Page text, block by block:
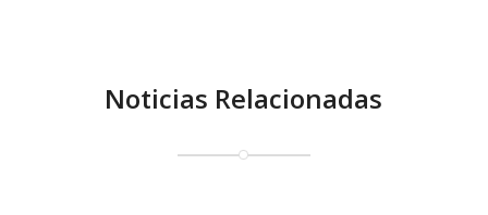
Noticias Relacionadas